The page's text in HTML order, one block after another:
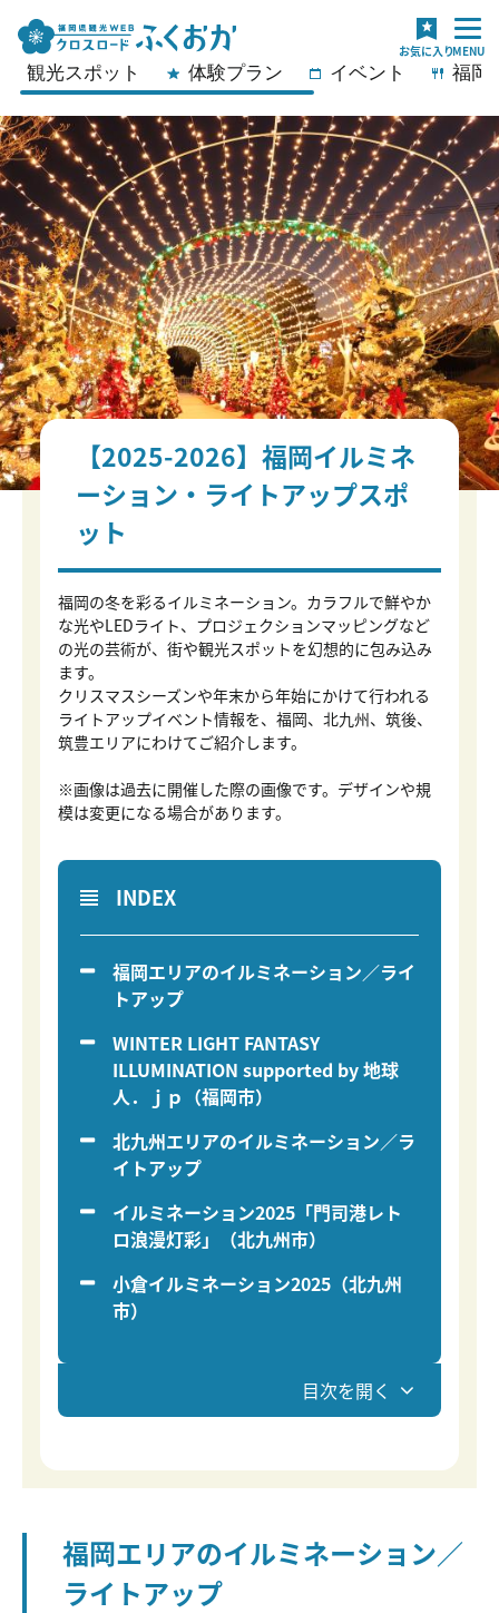
観光スポット 体験プラン イベント 福岡
【2025-2026】福岡イルミネ
ーション・ライトアップスポ
ット
福岡の冬を彩るイルミネーション。カラフルで鮮やか
な光やLEDライト、プロジェクションマッピングなど
の光の芸術が、街や観光スポットを幻想的に包み込み
ます。
クリスマスシーズンや年末から年始にかけて行われる
ライトアップイベント情報を、福岡、北九州、筑後、
筑豊エリアにわけてご紹介します。
※画像は過去に開催した際の画像です。デザインや規
模は変更になる場合があります。
目次を開く
INDEX
福岡エリアのイルミネーション／ライ
トアップ
WINTER LIGHT FANTASY
ILLUMINATION supported by 地球
人．ｊｐ（福岡市）
北九州エリアのイルミネーション／ラ
イトアップ
イルミネーション2025「門司港レト
ロ浪漫灯彩」（北九州市）
小倉イルミネーション2025（北九州
市）
福岡エリアのイルミネーション／
ライトアップ